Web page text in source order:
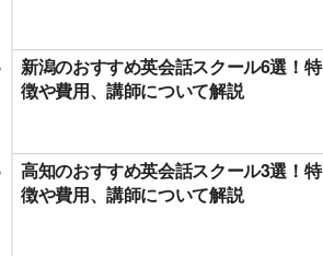
新潟のおすすめ英会話スクール6選！特
徴や費用、講師について解説
高知のおすすめ英会話スクール3選！特
徴や費用、講師について解説